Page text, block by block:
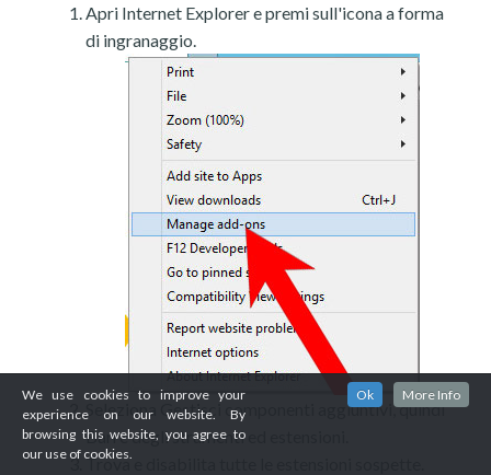
Apri Internet Explorer e premi sull'icona a forma
di ingranaggio.
Seleziona Gestisci componenti aggiuntivi, quindi
Barre degli strumenti ed estensioni.
Trova e disabilita tutte le estensioni sospette.
We use cookies to improve your
experience on our website. By
browsing this website, you agree to
our use of cookies.
Ok More Info